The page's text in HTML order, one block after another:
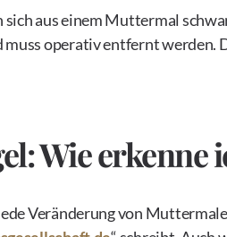
sich aus einem Muttermal
operativ entfernt
Wie erkenne
Veränderung von